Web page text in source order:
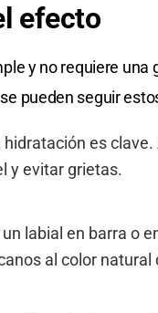
efecto
y no requiere
pueden seguir
hidratación es
y evitar grietas.
labial en barra o
al color natural